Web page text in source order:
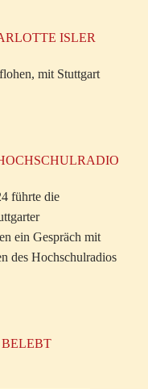
ISLER
mit Stuttgart
führte die
ein Gespräch mit
des Hochschulradios